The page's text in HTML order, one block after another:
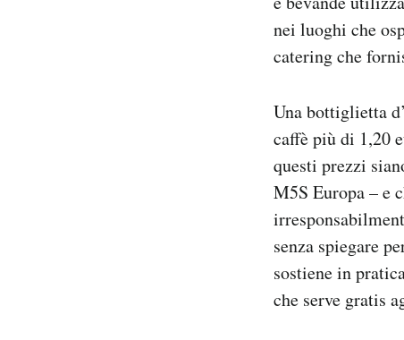
nei luoghi che
catering che
Una bottiglietta
caffè più di 1,20
questi prezzi
M5S Europa – e
senza spiegare
sostiene in
che serve gratis